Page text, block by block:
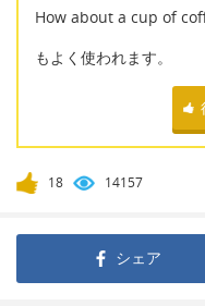
How about a cup of
もよく使われます。
18 14157
シェア